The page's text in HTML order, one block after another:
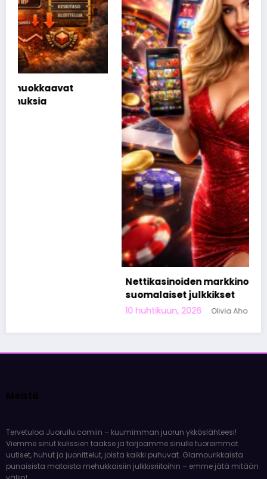
Nettikasinoiden markkinoinnista tunnetut
suomalaiset julkkikset
Olivia Aho
Meistä
Tervetuloa Juoruilu.comiin – kuumimman juorun ykköslähteesi!
Viemme sinut kulissien taakse ja tarjoamme sinulle tuoreimmat
uutiset, huhut ja juonittelut, joista kaikki puhuvat. Glamourikkaista
punaisista matoista mehukkaisiin julkkisriitoihin – emme jätä mitään